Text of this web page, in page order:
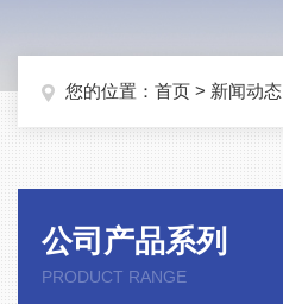
您的位置： 首页 > 新闻动态
公司产品系列
PRODUCT RANGE